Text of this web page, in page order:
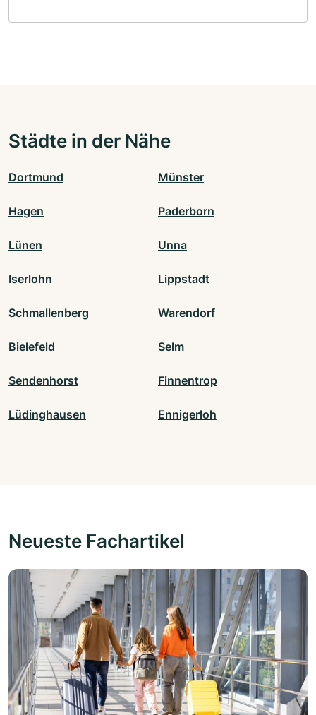
Städte in der Nähe
Dortmund Münster
Hagen Paderborn
Lünen Unna
Iserlohn Lippstadt
Schmallenberg Warendorf
Bielefeld Selm
Sendenhorst Finnentrop
Lüdinghausen Ennigerloh
Neueste Fachartikel